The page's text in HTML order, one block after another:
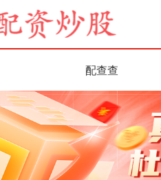
配查查